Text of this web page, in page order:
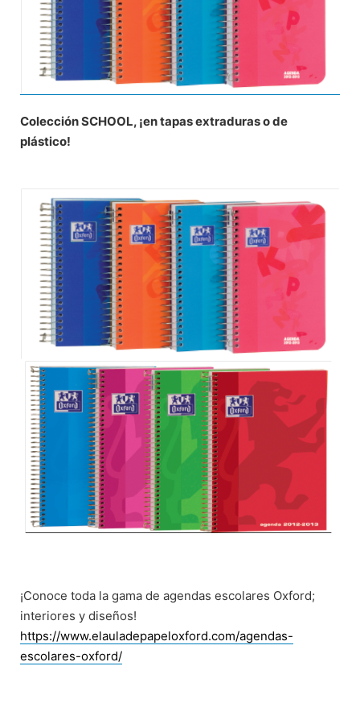
Colección SCHOOL, ¡en tapas extraduras o de
plástico!
¡Conoce toda la gama de agendas escolares Oxford;
interiores y diseños!
https://www.elauladepapeloxford.com/agendas-
escolares-oxford/